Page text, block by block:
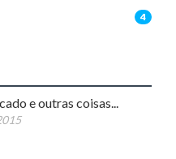
4
e outras coisas...